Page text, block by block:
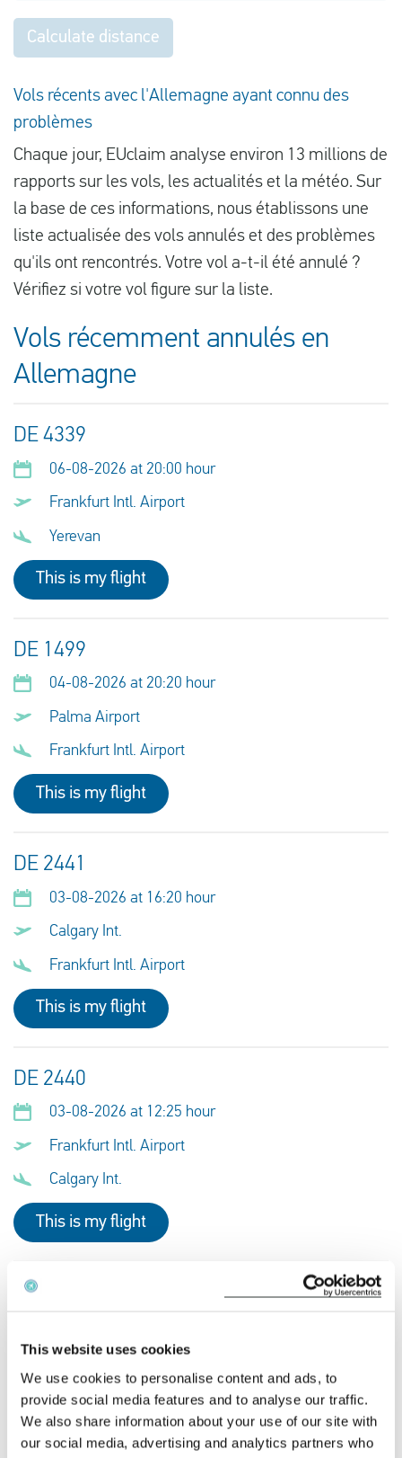
This website uses cookies
We use cookies to personalise content and ads, to
provide social media features and to analyse our traffic.
We also share information about your use of our site with
our social media, advertising and analytics partners who
Calculate distance
Vols récents avec l'Allemagne ayant connu des
problèmes
Chaque jour, EUclaim analyse environ 13 millions de
rapports sur les vols, les actualités et la météo. Sur
la base de ces informations, nous établissons une
liste actualisée des vols annulés et des problèmes
qu'ils ont rencontrés. Votre vol a-t-il été annulé ?
Vérifiez si votre vol figure sur la liste.
Vols récemment annulés en
Allemagne
DE 4339
06-08-2026 at 20:00 hour
Frankfurt Intl. Airport
Yerevan
This is my flight
DE 1499
04-08-2026 at 20:20 hour
Palma Airport
Frankfurt Intl. Airport
This is my flight
DE 2441
03-08-2026 at 16:20 hour
Calgary Int.
Frankfurt Intl. Airport
This is my flight
DE 2440
03-08-2026 at 12:25 hour
Frankfurt Intl. Airport
Calgary Int.
This is my flight
DE 5402
Frankfurt Intl. Airport
Abu Dhabi Int. Airport
This is my flight